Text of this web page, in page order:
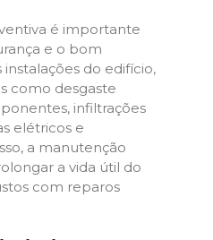
é importante
e o bom
do edifício,
como desgaste
infiltrações
elétricos e
a manutenção
a vida útil do
com reparos